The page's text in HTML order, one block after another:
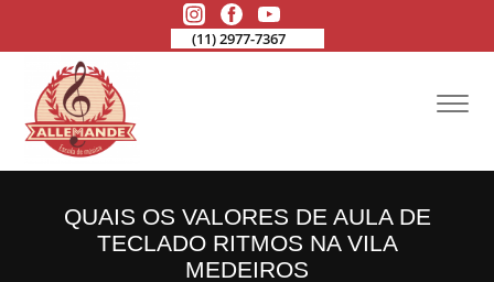
(11) 2977-7367
QUAIS OS VALORES DE AULA DE
TECLADO RITMOS NA VILA
MEDEIROS